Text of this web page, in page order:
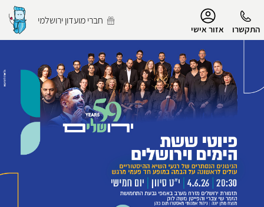
התקשרו אזור אישי
חברי מועדון ירושלמי
הפרופיל שלי
התנתק